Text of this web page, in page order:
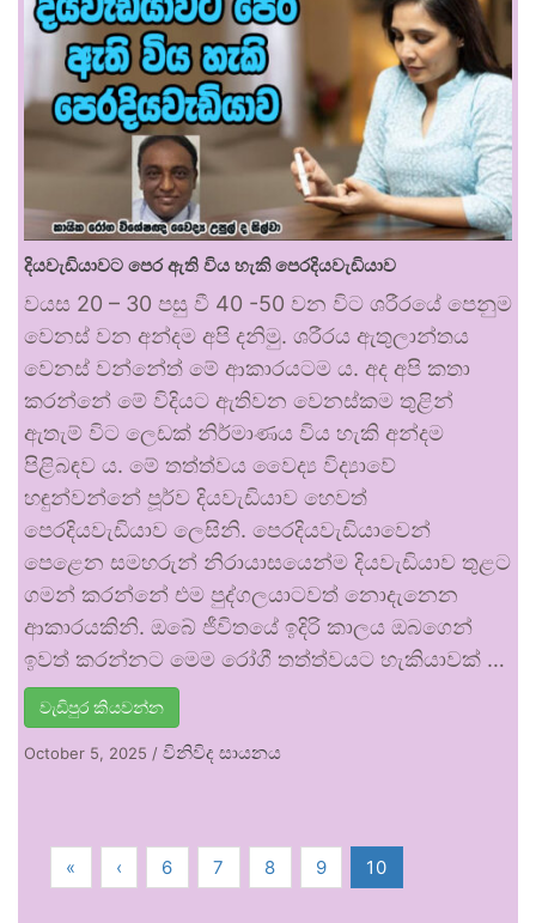
දියවැඩියාවට පෙර ඇති විය හැකි පෙරදියවැඩියාව
වයස 20 – 30 පසු වී 40 -50 වන විට ශරීරයේ පෙනුම
වෙනස් වන අන්දම අපි දනිමු. ශරීරය ඇතුලාන්තය
වෙනස් වන්නේත් මේ ආකාරයටම ය. අද අපි කතා
කරන්නේ මේ විදියට ඇතිවන වෙනස්කම තුළින්
ඇතැම් විට ලෙඩක් නිර්මාණය විය හැකි අන්දම
පිළිබඳව ය. මේ තත්ත්වය වෛද්‍ය විද්‍යාවේ
හඳුන්වන්නේ පූර්ව දියවැඩියාව හෙවත්
පෙරදියවැඩියාව ලෙසිනි. පෙරදියවැඩියාවෙන්
පෙළෙන සමහරුන් නිරායාසයෙන්ම දියවැඩියාව තුළට
ගමන් කරන්නේ එම පුද්ගලයාටවත් නොදැනෙන
ආකාරයකිනි. ඔබේ ජීවිතයේ ඉදිරි කාලය ඔබගෙන්
ඉවත් කරන්නට මෙම රෝගී තත්ත්වයට හැකියාවක් …
වැඩිපුර කියවන්න
October 5, 2025 / විනිවිද සායනය
« ‹ 6 7 8 9 10